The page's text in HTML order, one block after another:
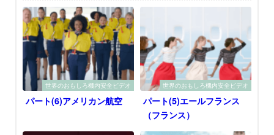
世界のおもしろ機内安全ビデオ
パート(6)アメリカン航空
世界のおもしろ機内安全ビデオ
パート(5)エールフランス
（フランス）